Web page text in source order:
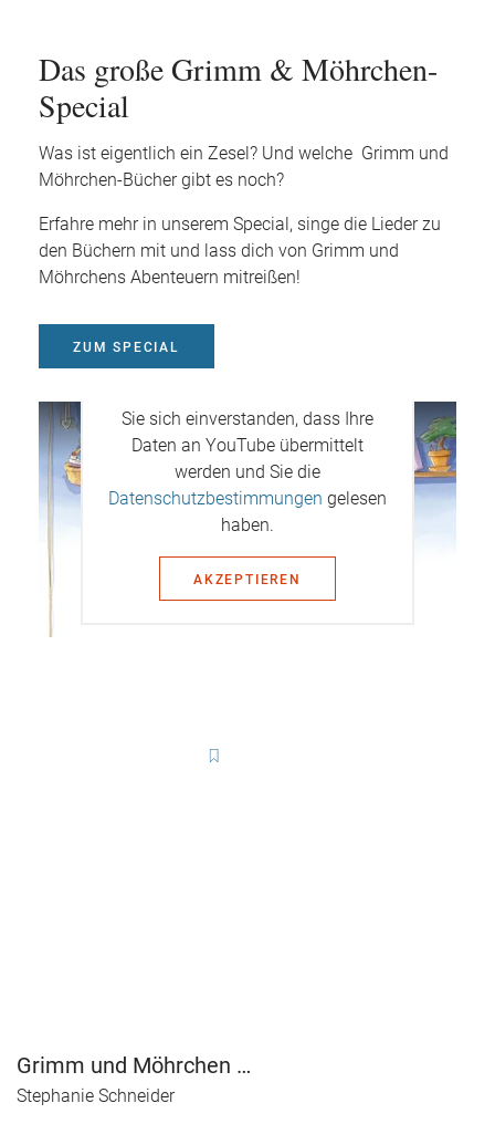
Das große Grimm & Möhrchen-
Special
Was ist eigentlich ein Zesel? Und welche Grimm und
Möhrchen-Bücher gibt es noch?
Erfahre mehr in unserem Special, singe die Lieder zu
den Büchern mit und lass dich von Grimm und
Möhrchens Abenteuern mitreißen!
ZUM SPECIAL
Sie sich einverstanden, dass Ihre
Daten an YouTube übermittelt
werden und Sie die
Datenschutzbestimmungen gelesen
haben.
AKZEPTIEREN
Grimm und Möhrchen –
Teil 2: Frühling,
Stephanie Schneider